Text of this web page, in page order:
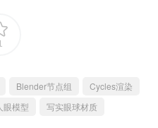
Blender节点组
Cycles渲染
眼模型
写实眼球材质